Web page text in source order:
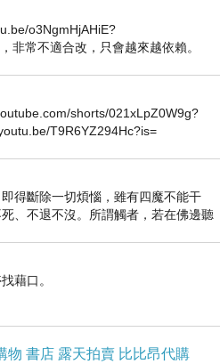
o3NgmHjAHiE?
非常不適合改，只會越來越依賴。
shorts/021xLpZ0W9g?
T9R6YZ294Hc?is=
得斷除一切煩惱，雖有四魔不能干
、不退不沒。所謂觸者，若在佛邊聽
藉口。
物 書店 露天拍賣 比比昂代購